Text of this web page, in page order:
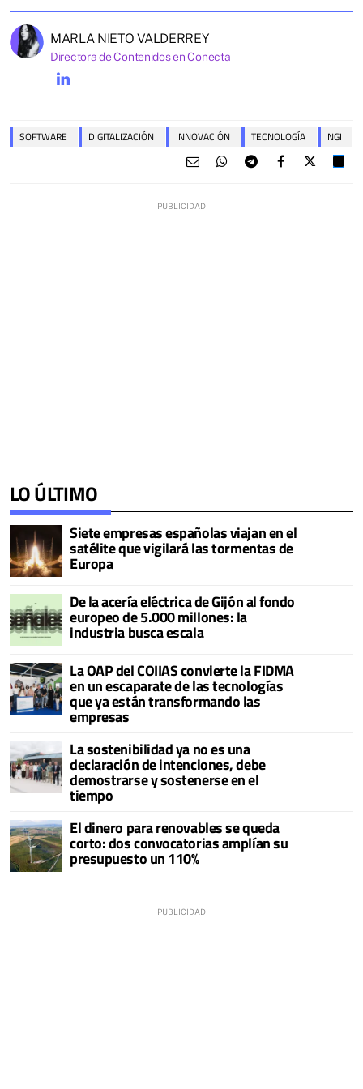
MARLA NIETO VALDERREY
Directora de Contenidos en Conecta
SOFTWARE DIGITALIZACIÓN INNOVACIÓN TECNOLOGÍA NGI
LO ÚLTIMO
Siete empresas españolas viajan en el
satélite que vigilará las tormentas de
Europa
De la acería eléctrica de Gijón al fondo
europeo de 5.000 millones: la
industria busca escala
La OAP del COIIAS convierte la FIDMA
en un escaparate de las tecnologías
que ya están transformando las
empresas
La sostenibilidad ya no es una
declaración de intenciones, debe
demostrarse y sostenerse en el
tiempo
El dinero para renovables se queda
corto: dos convocatorias amplían su
presupuesto un 110%